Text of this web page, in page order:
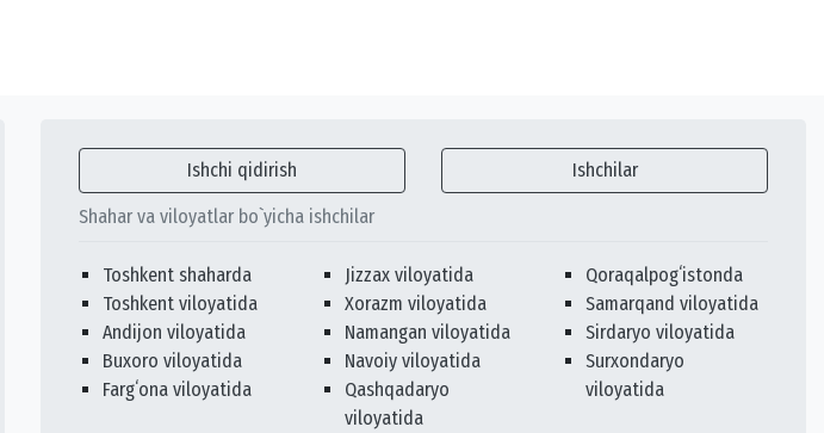
Ishchi qidirish Ishchilar
Shahar va viloyatlar bo`yicha ishchilar
Toshkent shaharda
Toshkent viloyatida
Andijon viloyatida
Buxoro viloyatida
Fargʻona viloyatida
Jizzax viloyatida
Xorazm viloyatida
Namangan viloyatida
Navoiy viloyatida
Qashqadaryo
viloyatida
Qoraqalpogʻistonda
Samarqand viloyatida
Sirdaryo viloyatida
Surxondaryo
viloyatida